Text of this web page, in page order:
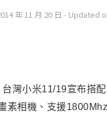
年 11 月 20 日 - Updated
灣小米11/19宣布搭
素相機、支援